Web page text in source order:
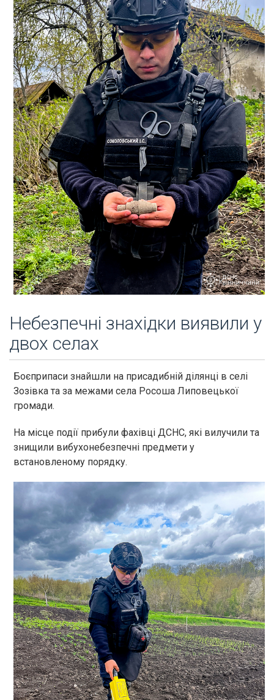
Небезпечні знахідки виявили у
двох селах
Боєприпаси знайшли на присадибній ділянці в селі
Зозівка та за межами села Росоша Липовецької
громади.
На місце події прибули фахівці ДСНС, які вилучили та
знищили вибухонебезпечні предмети у
встановленому порядку.